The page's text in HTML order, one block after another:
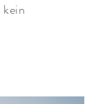
kein